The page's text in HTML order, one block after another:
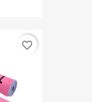
favorite_border